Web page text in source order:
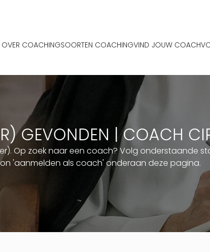
OVER COACHINGSOORTEN COACHINGVIND JOUW COACH
GEVONDEN | COACH
Op zoek naar een coach? Volg onderstaande
'aanmelden als coach' onderaan deze pagina.